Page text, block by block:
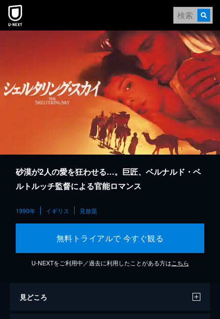
本文へスキップ
砂漠が2人の愛を狂わせる…。巨匠、ベルナルド・ベ
ルトルッチ監督による官能ロマンス
1990年 イギリス 見放題
無料トライアルで 今すぐ観る
U-NEXTをご利用中／過去に利用したことがある方は こちら
見どころ